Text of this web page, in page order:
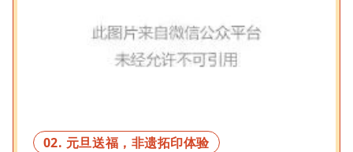
02. 元旦送福，非遗拓印体验